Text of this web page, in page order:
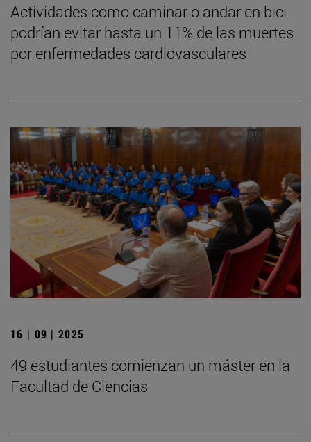
Actividades como caminar o andar en bici
podrían evitar hasta un 11% de las muertes
por enfermedades cardiovasculares
16 | 09 | 2025
49 estudiantes comienzan un máster en la
Facultad de Ciencias